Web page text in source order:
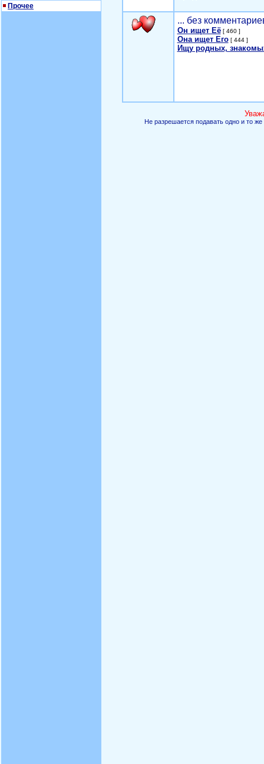
Прочее
... без
Он ищет Её[ 460 ]
Она ищет Его[ 444 ]
Ищу родных,
Не разрешается подавать одно и то